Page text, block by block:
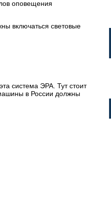
оповещения
включаться световые
система ЭРА. Тут стоит
в России должны